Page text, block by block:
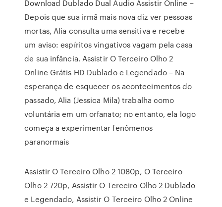
Download Dublado Dual Áudio Assistir Online –
Depois que sua irmã mais nova diz ver pessoas
mortas, Alia consulta uma sensitiva e recebe
um aviso: espíritos vingativos vagam pela casa
de sua infância. Assistir O Terceiro Olho 2
Online Grátis HD Dublado e Legendado – Na
esperança de esquecer os acontecimentos do
passado, Alia (Jessica Mila) trabalha como
voluntária em um orfanato; no entanto, ela logo
começa a experimentar fenômenos
paranormais
Assistir O Terceiro Olho 2 1080p, O Terceiro
Olho 2 720p, Assistir O Terceiro Olho 2 Dublado
e Legendado, Assistir O Terceiro Olho 2 Online